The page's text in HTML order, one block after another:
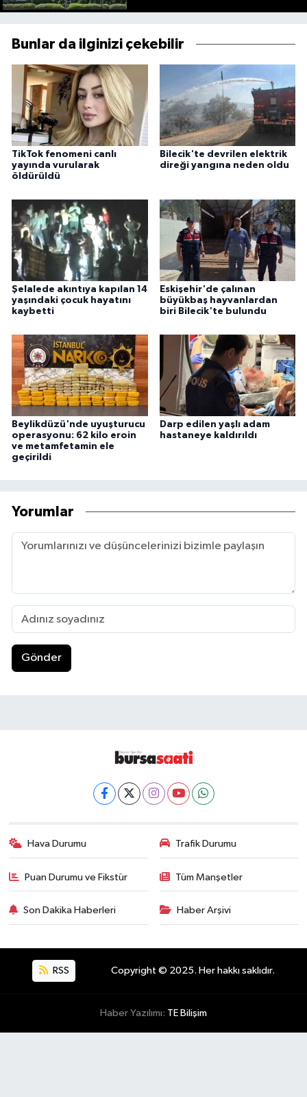
Bunlar da ilginizi çekebilir
TikTok fenomeni canlı
yayında vurularak
öldürüldü
Bilecik'te devrilen elektrik
direği yangına neden oldu
Şelalede akıntıya kapılan 14
yaşındaki çocuk hayatını
kaybetti
Eskişehir'de çalınan
büyükbaş hayvanlardan
biri Bilecik'te bulundu
Beylikdüzü'nde uyuşturucu
operasyonu: 62 kilo eroin
ve metamfetamin ele
geçirildi
Darp edilen yaşlı adam
hastaneye kaldırıldı
Yorumlar
Gönder
Hava Durumu Trafik Durumu
Puan Durumu ve Fikstür Tüm Manşetler
Son Dakika Haberleri Haber Arşivi
RSS Copyright © 2025. Her hakkı saklıdır.
Haber Yazılımı: TE Bilişim